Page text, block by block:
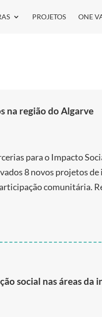
PROJETOS ONE
na região do Algarve
para o Impacto
8 novos projetos
comunitária.
social nas áreas da